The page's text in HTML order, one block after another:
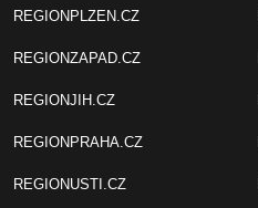
REGIONPLZEN.CZ
REGIONZAPAD.CZ
REGIONJIH.CZ
REGIONPRAHA.CZ
REGIONUSTI.CZ